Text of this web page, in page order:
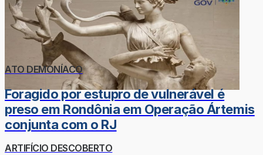
ATO DEMONÍACO
Foragido por estupro de vulnerável é
preso em Rondônia em Operação Ártemis
conjunta com o RJ
ARTIFÍCIO DESCOBERTO